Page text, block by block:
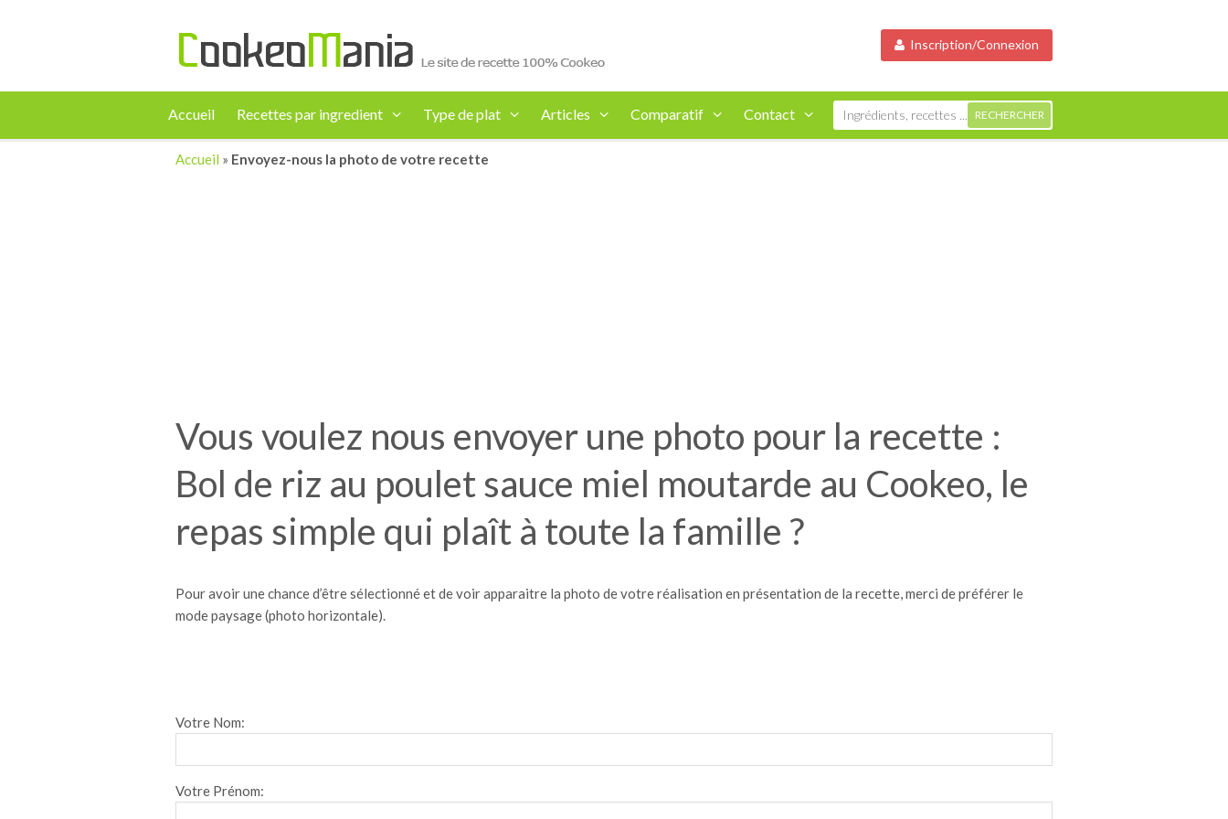
Inscription/Connexion
Accueil Recettes par ingredient Type de plat Articles Comparatif Contact
Accueil » Envoyez-nous la photo de votre recette
Vous voulez nous envoyer une photo pour la recette :
Bol de riz au poulet sauce miel moutarde au Cookeo, le
repas simple qui plaît à toute la famille ?
Pour avoir une chance d’être sélectionné et de voir apparaitre la photo de votre réalisation en présentation de la recette, merci de préférer le
mode paysage (photo horizontale).
Votre Nom:
Votre Prénom: